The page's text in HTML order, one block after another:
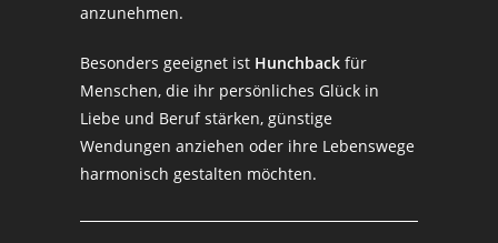
anzunehmen.
Besonders geeignet ist Hunchback für
Menschen, die ihr persönliches Glück in
Liebe und Beruf stärken, günstige
Wendungen anziehen oder ihre Lebenswege
harmonisch gestalten möchten.